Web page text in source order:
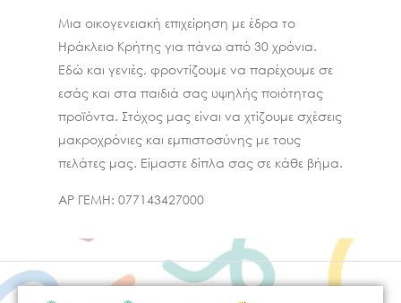
Μια οικογενειακή επιχείρηση με έδρα το
Ηράκλειο Κρήτης για πάνω από 30 χρόνια.
Εδώ και γενιές, φροντίζουμε να παρέχουμε σε
εσάς και στα παιδιά σας υψηλής ποιότητας
προϊόντα. Στόχος μας είναι να χτίζουμε σχέσεις
μακροχρόνιες και εμπιστοσύνης με τους
πελάτες μας. Είμαστε δίπλα σας σε κάθε βήμα.
ΑΡ ΓΕΜΗ: 077143427000